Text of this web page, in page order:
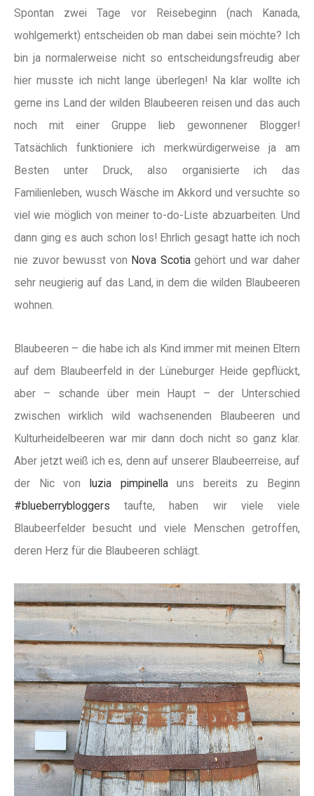
Spontan zwei Tage vor Reisebeginn (nach Kanada,
wohlgemerkt) entscheiden ob man dabei sein möchte? Ich
bin ja normalerweise nicht so entscheidungsfreudig aber
hier musste ich nicht lange überlegen! Na klar wollte ich
gerne ins Land der wilden Blaubeeren reisen und das auch
noch mit einer Gruppe lieb gewonnener Blogger!
Tatsächlich funktioniere ich merkwürdigerweise ja am
Besten unter Druck, also organisierte ich das
Familienleben, wusch Wäsche im Akkord und versuchte so
viel wie möglich von meiner to-do-Liste abzuarbeiten. Und
dann ging es auch schon los! Ehrlich gesagt hatte ich noch
nie zuvor bewusst von Nova Scotiagehört und war daher
sehr neugierig auf das Land, in dem die wilden Blaubeeren
wohnen.
Blaubeeren – die habe ich als Kind immer mit meinen Eltern
auf dem Blaubeerfeld in der Lüneburger Heide gepflückt,
aber – schande über mein Haupt – der Unterschied
zwischen wirklich wild wachsenenden Blaubeeren und
Kulturheidelbeeren war mir dann doch nicht so ganz klar.
Aber jetzt weiß ich es, denn auf unserer Blaubeerreise, auf
der Nic von
luzia pimpinellauns bereits zu Beginn
#blueberrybloggers taufte, haben wir viele viele
Blaubeerfelder besucht und viele Menschen getroffen,
deren Herz für die Blaubeeren schlägt.